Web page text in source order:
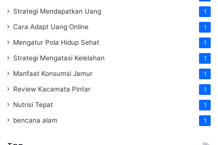
Strategi Mendapatkan Uang 1
Cara Adapt Uang Online 1
Mengatur Pola Hidup Sehat 1
Strategi Mengatasi Kelelahan 1
Manfaat Konsumsi Jamur 1
Review Kacamata Pintar 1
Nutrisi Tepat 1
bencana alam 1